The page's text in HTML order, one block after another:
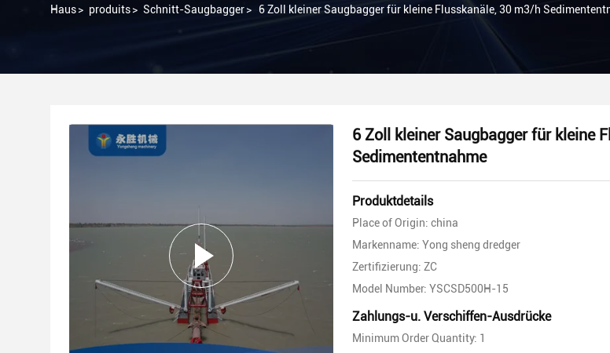
Haus> produits> Schnitt-Saugbagger> 6 Zoll kleiner Saugbagger für kleine Flusskanäle, 30 m3/h
6 Zoll kleiner Saugbagger für kleine
Sedimententnahme
Produktdetails
Place of Origin: china
Markenname: Yong sheng dredger
Zertifizierung: ZC
Model Number: YSCSD500H-15
Zahlungs-u. Verschiffen-Ausdrücke
Minimum Order Quantity: 1